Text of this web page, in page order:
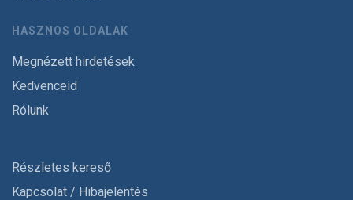
HASZNOS OLDALAK
Megnézett hirdetések
Kedvenceid
Rólunk
Részletes kereső
Kapcsolat / Hibajelentés